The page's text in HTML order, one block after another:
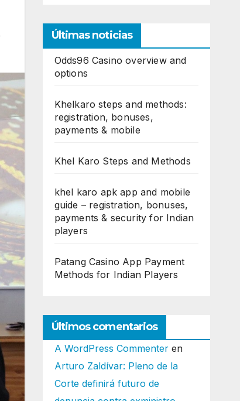
Últimas noticias
Odds96 Casino overview and
options
Khelkaro steps and methods:
registration, bonuses,
payments & mobile
Khel Karo Steps and Methods
khel karo apk app and mobile
guide – registration, bonuses,
payments & security for Indian
players
Patang Casino App Payment
Methods for Indian Players
Últimos comentarios
A WordPress Commenteren
Arturo Zaldívar: Pleno de la
Corte definirá futuro de